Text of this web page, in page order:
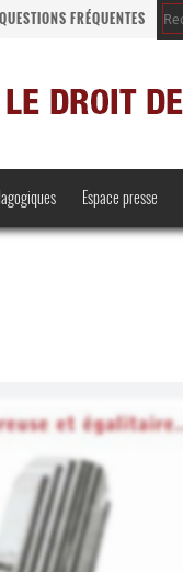
QUESTIONS FRÉQUENTES
Espace presse